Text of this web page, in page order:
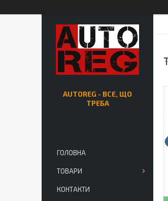
AUTOREG - ВСЕ, ЩО
ТРЕБА
ГОЛОВНА
ТОВАРИ
КОНТАКТИ